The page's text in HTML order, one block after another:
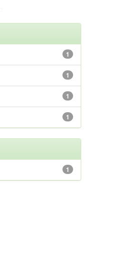
1
1
1
1
1